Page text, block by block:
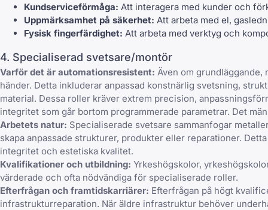
Kundserviceförmåga: Att interagera med kunder och
Uppmärksamhet på säkerhet: Att arbeta med el,
Fysisk fingerfärdighet: Att arbeta med verktyg och
4. Specialiserad svetsare/montör
Varför det är automationsresistent: Även om
händer. Detta inkluderar anpassad konstnärlig svetsning,
material. Dessa roller kräver extrem precision,
integritet som går bortom programmerade parametrar. Det
Arbetets natur: Specialiserade svetsare sammanfogar
skapa anpassade strukturer, produkter eller reparationer.
integritet och estetiska kvalitet.
Kvalifikationer och utbildning: Yrkeshögskolor,
värderade och ofta nödvändiga för specialiserade roller.
Efterfrågan och framtidskarriärer: Efterfrågan på högt
infrastrukturreparation. När äldre infrastruktur behöver